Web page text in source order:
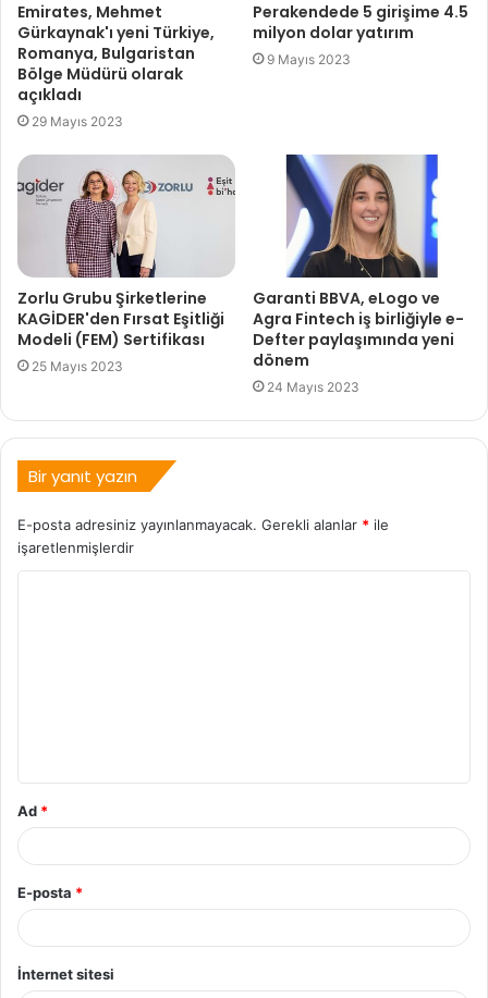
Emirates, Mehmet
Gürkaynak'ı yeni Türkiye,
Romanya, Bulgaristan
Bölge Müdürü olarak
açıkladı
29 Mayıs 2023
Perakendede 5 girişime 4.5
milyon dolar yatırım
9 Mayıs 2023
Zorlu Grubu Şirketlerine
KAGİDER'den Fırsat Eşitliği
Modeli (FEM) Sertifikası
25 Mayıs 2023
Garanti BBVA, eLogo ve
Agra Fintech iş birliğiyle e-
Defter paylaşımında yeni
dönem
24 Mayıs 2023
Bir yanıt yazın
E-posta adresiniz yayınlanmayacak. Gerekli alanlar * ile
işaretlenmişlerdir
Ad *
E-posta *
İnternet sitesi